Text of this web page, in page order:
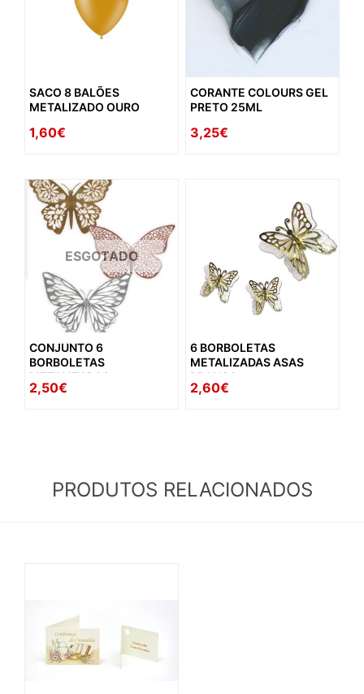
SACO 8 BALÕES
METALIZADO OURO
1,60€
CORANTE COLOURS GEL
PRETO 25ML
3,25€
ESGOTADO
CONJUNTO 6
BORBOLETAS
METALIZADAS
2,50€
6 BORBOLETAS
METALIZADAS ASAS
BRANCO
2,60€
PRODUTOS RELACIONADOS